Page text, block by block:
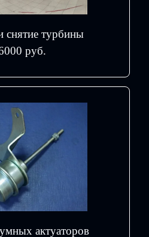
снятие турбины
руб.
актуаторов